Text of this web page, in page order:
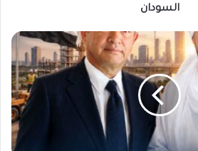
السودان